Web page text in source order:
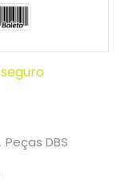
seguro
Peças DBS